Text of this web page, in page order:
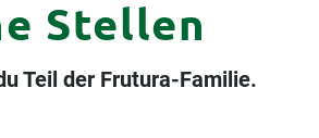
Stellen
Teil der Frutura-Familie.